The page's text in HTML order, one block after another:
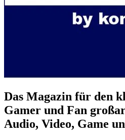
Das Magazin für den
Gamer und Fan
Audio, Video, Game